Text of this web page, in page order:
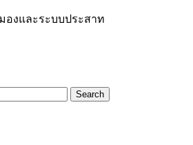
งและระบบประสาท
Search